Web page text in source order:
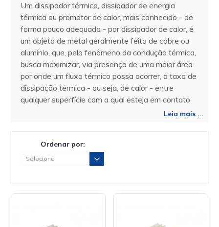
Um dissipador térmico, dissipador de energia
térmica ou promotor de calor, mais conhecido - de
forma pouco adequada - por dissipador de calor, é
um objeto de metal geralmente feito de cobre ou
alumínio, que, pelo fenômeno da condução térmica,
busca maximizar, via presença de uma maior área
por onde um fluxo térmico possa ocorrer, a taxa de
dissipação térmica - ou seja, de calor - entre
qualquer superfície com a qual esteja em contato
Leia mais ...
Ordenar por: